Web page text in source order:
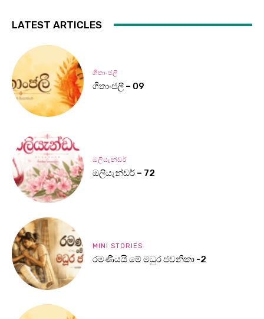
LATEST ARTICLES
ගීතාංජලී
ගීතාංජලී – 09
ඔලියැන්ඩර්
ඔලියැන්ඩර් – 72
MINI STORIES
රමණීයයි මේ මධුර ජවනිකා -2